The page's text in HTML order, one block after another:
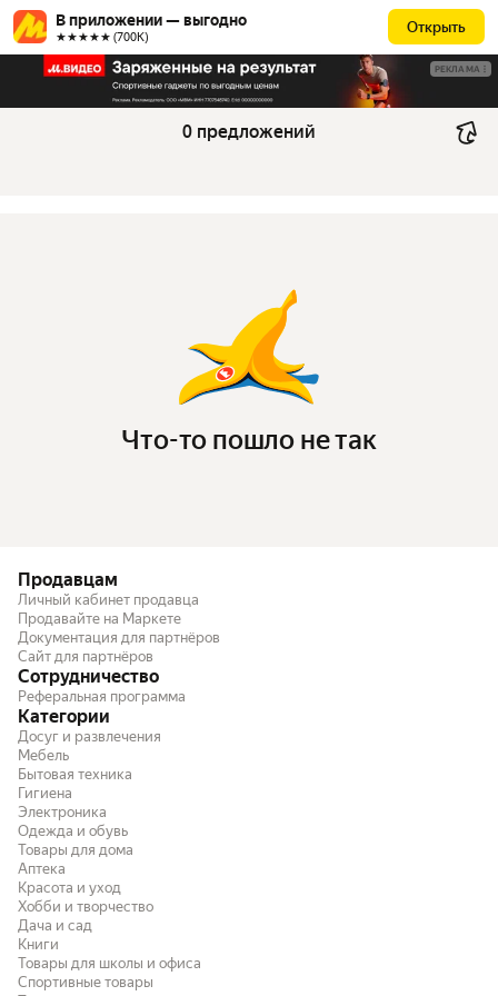
В приложении — выгодно
★★★★★ (700К)
Открыть
РЕКЛАМА
0 предложений
Что-то пошло не так
Продавцам
Личный кабинет продавца
Продавайте на Маркете
Документация для партнёров
Сайт для партнёров
Сотрудничество
Реферальная программа
Категории
Досуг и развлечения
Мебель
Бытовая техника
Гигиена
Электроника
Одежда и обувь
Товары для дома
Аптека
Красота и уход
Хобби и творчество
Дача и сад
Книги
Товары для школы и офиса
Спортивные товары